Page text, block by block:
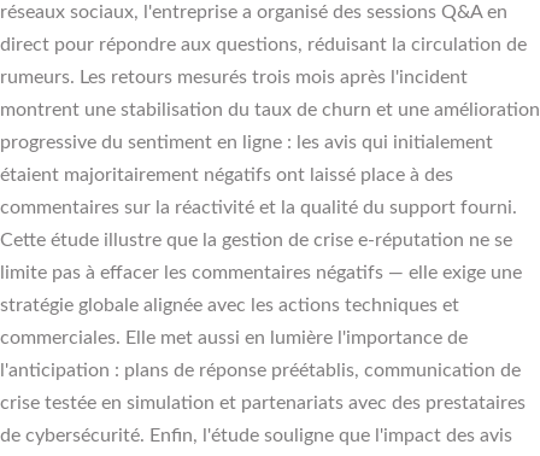
réseaux sociaux, l'entreprise a organisé des sessions Q&A en
direct pour répondre aux questions, réduisant la circulation de
rumeurs. Les retours mesurés trois mois après l'incident
montrent une stabilisation du taux de churn et une amélioration
progressive du sentiment en ligne : les avis qui initialement
étaient majoritairement négatifs ont laissé place à des
commentaires sur la réactivité et la qualité du support fourni.
Cette étude illustre que la gestion de crise e-réputation ne se
limite pas à effacer les commentaires négatifs — elle exige une
stratégie globale alignée avec les actions techniques et
commerciales. Elle met aussi en lumière l'importance de
l'anticipation : plans de réponse préétablis, communication de
crise testée en simulation et partenariats avec des prestataires
de cybersécurité. Enfin, l'étude souligne que l'impact des avis